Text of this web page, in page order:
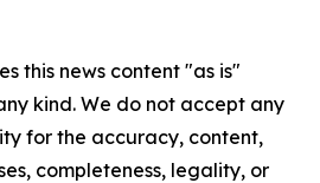
this news content "as is"
kind. We do not accept any
for the accuracy, content,
completeness, legality, or